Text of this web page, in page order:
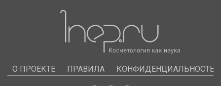
О ПРОЕКТЕ ПРАВИЛА КОНФИДЕНЦИАЛЬНОСТЬ